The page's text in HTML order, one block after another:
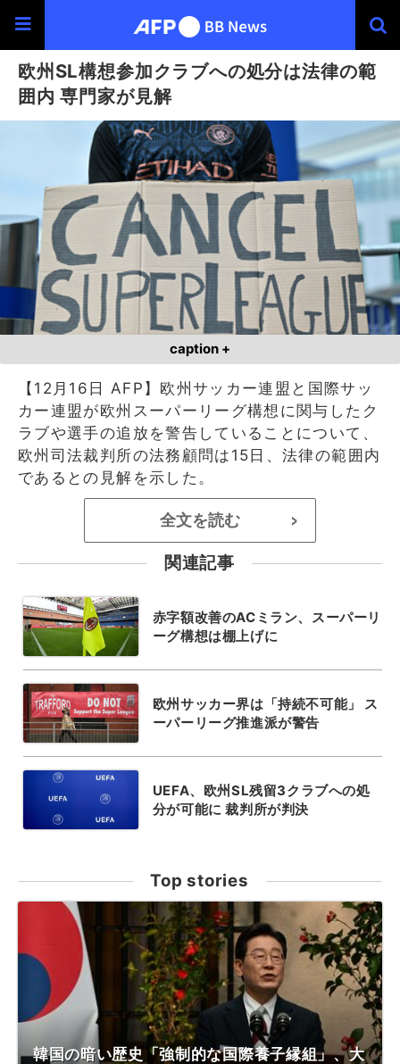
欧州SL構想参加クラブへの処分は法律の範
囲内 専門家が見解
caption +
【12月16日 AFP】欧州サッカー連盟と国際サッ
カー連盟が欧州スーパーリーグ構想に関与したク
ラブや選手の追放を警告していることについて、
欧州司法裁判所の法務顧問は15日、法律の範囲内
であるとの見解を示した。
全文を読む >
関連記事
赤字額改善のACミラン、スーパーリ
ーグ構想は棚上げに
欧州サッカー界は「持続不可能」 ス
ーパーリーグ推進派が警告
UEFA、欧州SL残留3クラブへの処
分が可能に 裁判所が判決
Top stories
韓国の暗い歴史「強制的な国際養子縁組」、大